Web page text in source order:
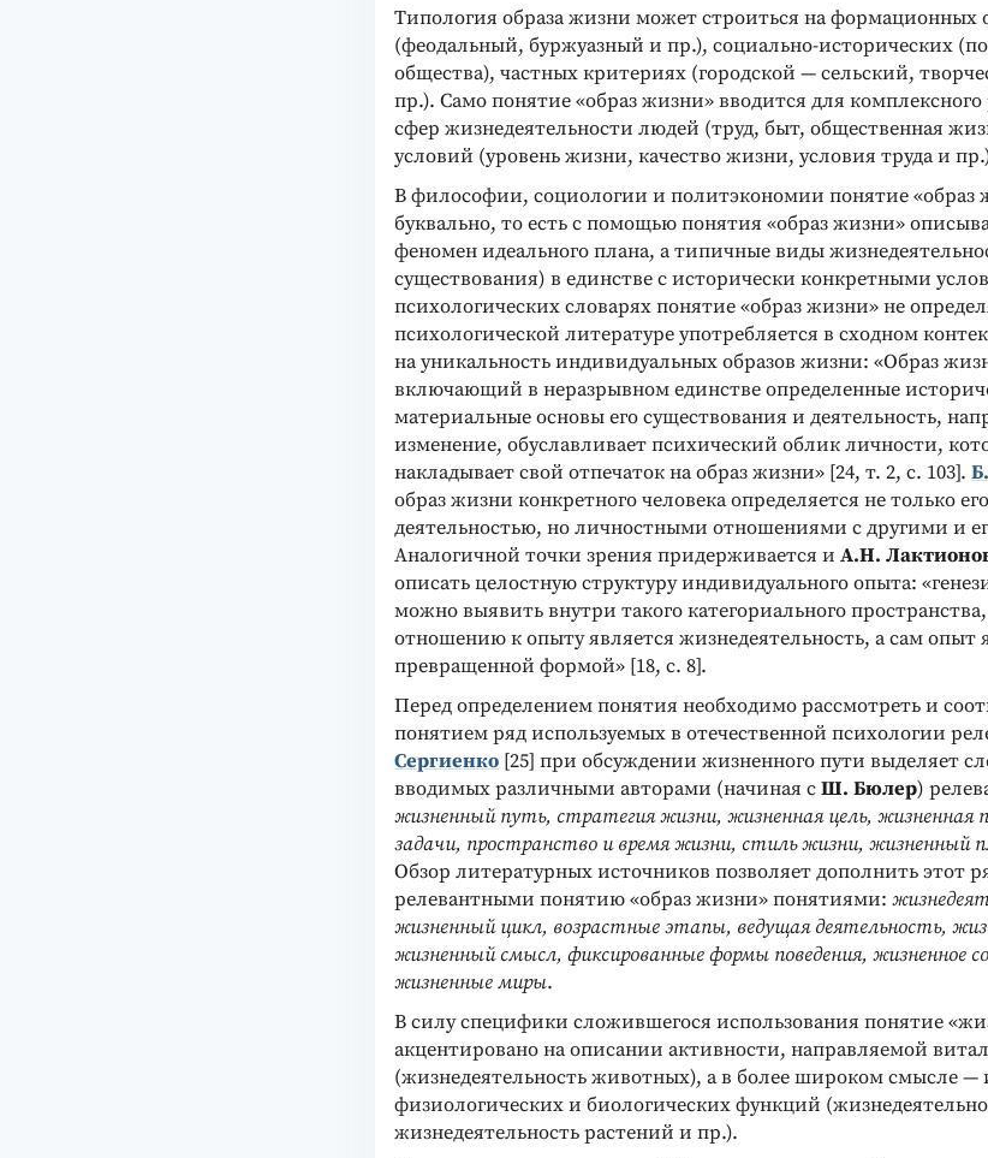
Типология образа жизни может строиться на формационных
(феодальный, буржуазный и пр.), социально-исторических
общества), частных критериях (городской — сельский,
пр.). Само понятие «образ жизни» вводится для
сфер жизнедеятельности людей (труд, быт, общественная
условий (уровень жизни, качество жизни, условия труда и
В философии, социологии и политэкономии понятие «образ
буквально, то есть с помощью понятия «образ жизни»
феномен идеального плана, а типичные виды
существования) в единстве с исторически конкретными
психологических словарях понятие «образ жизни» не
психологической литературе употребляется в сходном
на уникальность индивидуальных образов жизни: «Образ
включающий в неразрывном единстве определенные
материальные основы его существования и деятельность,
изменение, обуславливает психический облик личности,
накладывает свой отпечаток на образ жизни» [24, т. 2, с. 103].
образ жизни конкретного человека определяется не только
деятельностью, но личностными отношениями с другими и
Аналогичной точки зрения придерживается и А.Н.
описать целостную структуру индивидуального опыта:
можно выявить внутри такого категориального
отношению к опыту является жизнедеятельность, а сам опыт
превращенной формой» [18, с. 8].
Перед определением понятия необходимо рассмотреть и
понятием ряд используемых в отечественной психологии
Сергиенко [25] при обсуждении жизненного пути выделяет
вводимых различными авторами (начиная сШ. Бюлер)
жизненный путь, стратегия жизни, жизненная цель, жизненная
задачи, пространство и время жизни, стиль жизни, жизненный
Обзор литературных источников позволяет дополнить этот
релевантными понятию «образ жизни» понятиями:
жизненный цикл, возрастные этапы, ведущая деятельность,
жизненный смысл, фиксированные формы поведения, жизненное
жизненные миры.
В силу специфики сложившегося использования понятие
акцентировано на описании активности, направляемой
(жизнедеятельность животных), а в более широком смысле —
физиологических и биологических функций
жизнедеятельность растений и пр.).